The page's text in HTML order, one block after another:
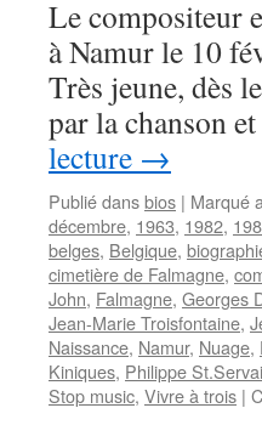
Le compositeur
à Namur le 10
Très jeune, dès
par la chanson
lecture →
Publié dansbios | Marqué
décembre, 1963, 1982,
belges, Belgique,
cimetière de Falmagne,
John, Falmagne, Georges
Jean-Marie Troisfontaine,
Naissance, Namur, Nuage,
Kiniques, Philippe
Stop music, Vivre à trois |